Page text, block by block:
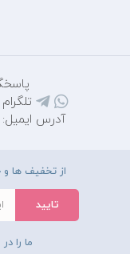
تلگرام و
آدرس ایمیل: mihantarh@yahoo.com
از تخفیف ها
ما را